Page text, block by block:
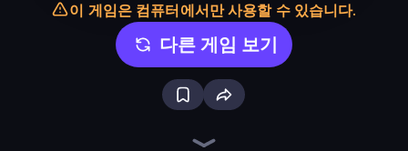
이 게임은 컴퓨터에서만 사용할 수 있습니다.
다른 게임 보기